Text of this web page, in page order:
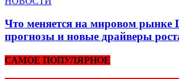
Что меняется на мировом
прогнозы и новые драйверы
САМОЕ ПОПУЛЯРНОЕ